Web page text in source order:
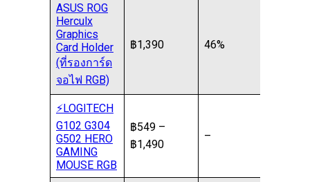
ASUS ROG
Herculx
Graphics
Card Holder
(ที่รองการ์ด
จอไฟ RGB)
฿1,390 46%
⚡️LOGITECH
G102 G304
G502 HERO
GAMING
MOUSE RGB
฿549 –
฿1,490
–